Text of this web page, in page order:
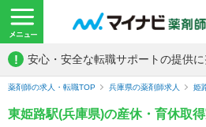
! 安心・安全な転職サポートの提供に
薬剤師の求人・転職TOP 兵庫県の薬剤師求人 姫
東姫路駅(兵庫県)の産休・育休取